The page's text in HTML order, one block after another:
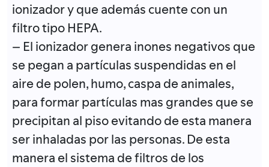
ionizador y que además cuente con un
filtro tipo HEPA.
– El ionizador genera inones negativos que
se pegan a partículas suspendidas en el
aire de polen, humo, caspa de animales,
para formar partículas mas grandes que se
precipitan al piso evitando de esta manera
ser inhaladas por las personas. De esta
manera el sistema de filtros de los